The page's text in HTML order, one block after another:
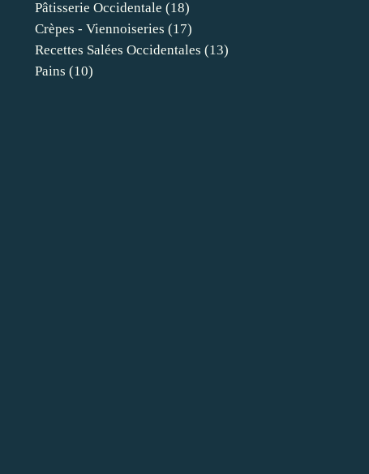
Pâtisserie Occidentale (18)
Crèpes - Viennoiseries (17)
Recettes Salées Occidentales (13)
Pains (10)